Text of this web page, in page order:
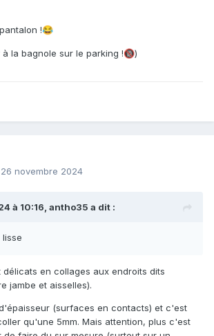
!😂
la bagnole sur le parking !🔞)
novembre 2024
à 10:16, antho35 a dit :
lisse
délicats en collages aux endroits dits
jambe et aisselles).
(surfaces en contacts) et c'est
qu'une 5mm. Mais attention, plus c'est